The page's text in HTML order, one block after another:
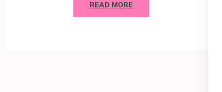
READ MORE